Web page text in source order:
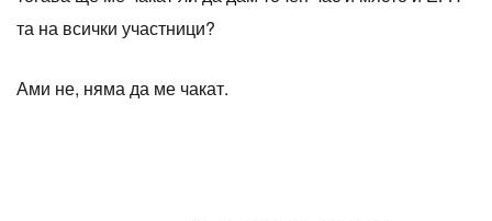
та на всички участници?
Ами не, няма да ме чакат.